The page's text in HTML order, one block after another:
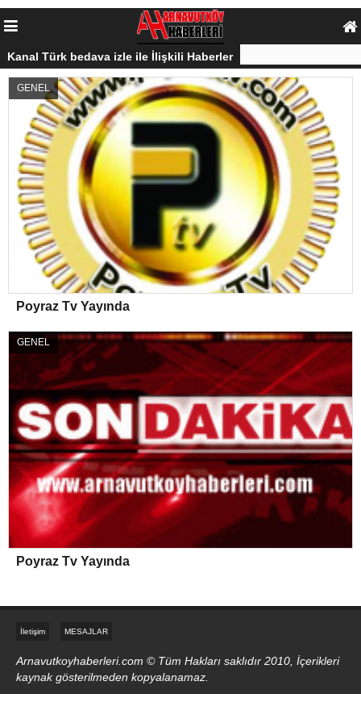
Kanal Türk bedava izle ile İlişkili Haberler
GENEL
Poyraz Tv Yayında
GENEL
Poyraz Tv Yayında
İletişim MESAJLAR
Arnavutkoyhaberleri.com © Tüm Hakları saklıdır 2010, İçerikleri
kaynak gösterilmeden kopyalanamaz.